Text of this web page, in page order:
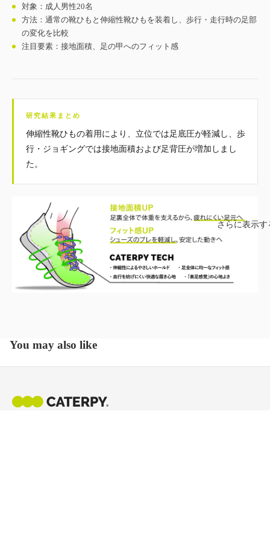
さらに表示す
対象：成人男性20名
方法：通常の靴ひもと伸縮性靴ひもを装着し、歩行・走行時の足部
の変化を比較
注目要素：接地面積、足の甲へのフィット感
研究結果まとめ
伸縮性靴ひもの着用により、立位では足底圧が軽減し、歩
行・ジョギングでは接地面積および足背圧が増加しまし
た。
You may also like